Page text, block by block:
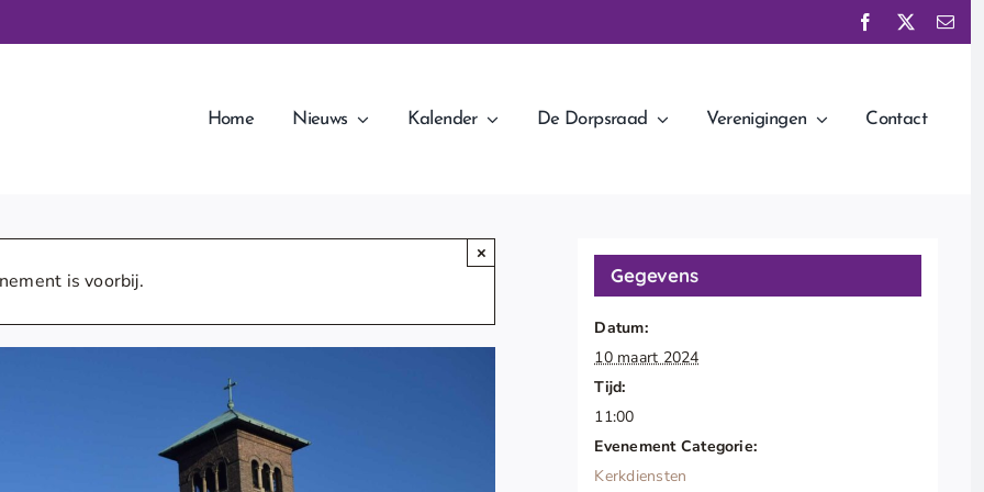
Home Nieuws Kalender De Dorpsraad Verenigingen Contact
is voorbij.
×
Gegevens
Datum:
10 maart 2024
Tijd:
11:00
Evenement Categorie:
Kerkdiensten